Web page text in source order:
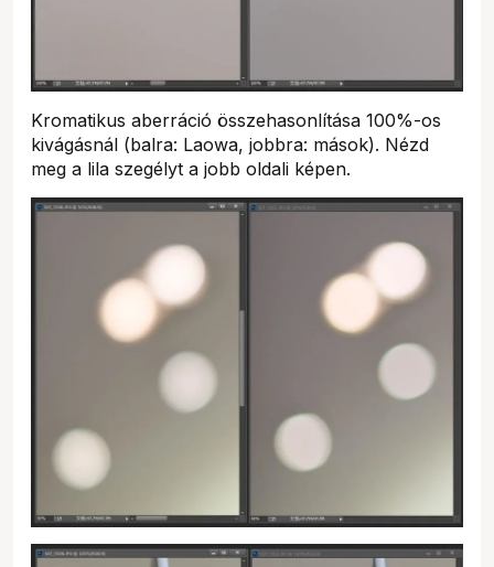
Kromatikus aberráció összehasonlítása 100%-os
kivágásnál (balra: Laowa, jobbra: mások). Nézd
meg a lila szegélyt a jobb oldali képen.